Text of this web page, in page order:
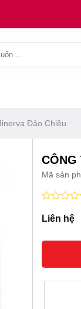
Đảo Chiều
CÔNG
Mã sản
xếp
Liên hệ